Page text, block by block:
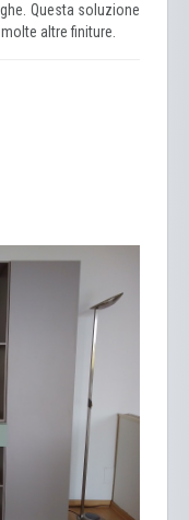
Questa soluzione
altre finiture.